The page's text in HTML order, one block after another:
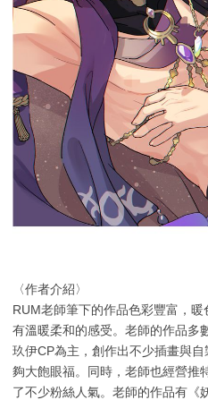
〈作者介紹〉
RUM老師筆下的作品色彩豐富，
有溫暖柔和的感受。老師的作品多
玖伊CP為主，創作出不少插畫與
夠大飽眼福。同時，老師也經營推
了不少粉絲人氣。老師的作品有《